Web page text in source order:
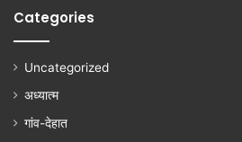
Categories
Uncategorized
अध्यात्म
गांव-देहात